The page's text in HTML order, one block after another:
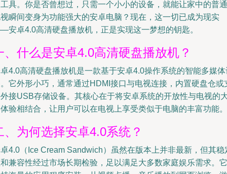
具。你是否曾想过，只需一个小小的设备，就能让家中的普通
瞬间变身为功能强大的安卓电脑？现在，这一切已成为现实
安卓4.0高清硬盘播放机，正是实现这一梦想的钥匙。
、什么是安卓4.0高清硬盘播放机？
4.0高清硬盘播放机是一款基于安卓4.0操作系统的智能多媒体
它外形小巧，通常通过HDMI接口与电视连接，内置硬盘仓或
接USB存储设备。其核心在于将安卓系统的开放性与电视的
验相结合，让用户可以在电视上享受类似于电脑的丰富功能。
、为何选择安卓4.0系统？
4.0（Ice Cream Sandwich）虽然在版本上并非最新，但其稳
兼容性经过市场长期检验，足以满足大多数家庭娱乐需求。它